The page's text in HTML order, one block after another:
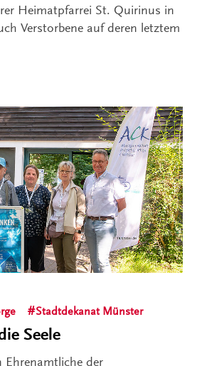
Heimatpfarrei St. Quirinus in
Verstorbene auf deren letztem
Stadtdekanat Münster
Seele
Ehrenamtliche der